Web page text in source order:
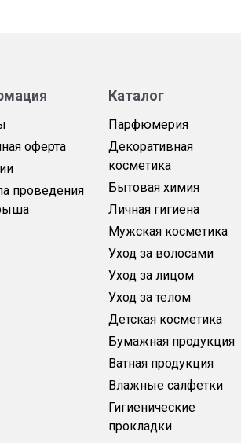
оферта
проведения
Каталог
Парфюмерия
Декоративная
косметика
Бытовая химия
Личная гигиена
Мужская косметика
Уход за волосами
Уход за лицом
Уход за телом
Детская косметика
Бумажная продукция
Ватная продукция
Влажные салфетки
Гигиенические
прокладки